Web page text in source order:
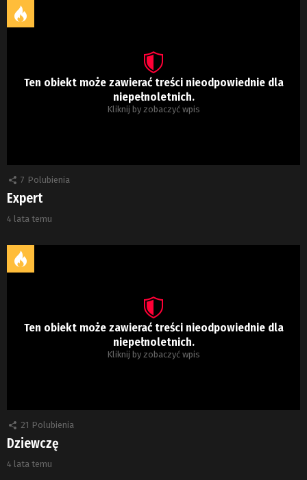
Ten obiekt może zawierać treści nieodpowiednie dla
niepełnoletnich.
Kliknij by zobaczyć wpis
7 Polubienia
Expert
4 lata temu
Ten obiekt może zawierać treści nieodpowiednie dla
niepełnoletnich.
Kliknij by zobaczyć wpis
21 Polubienia
Dziewczę
4 lata temu